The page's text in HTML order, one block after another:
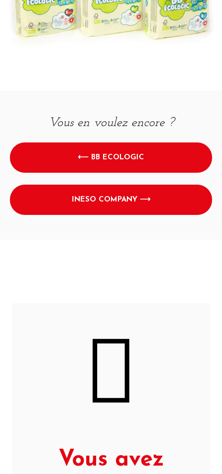
Vous en voulez encore ?
⟵ BB ECOLOGIC
INESO COMPANY ⟶
Vous avez